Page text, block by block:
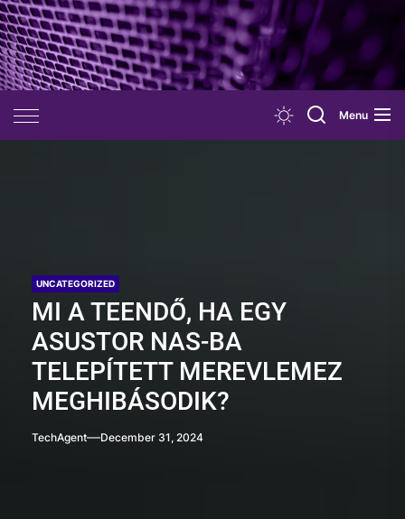
Skip
to
the
content
Menu
UNCATEGORIZED
MI A TEENDŐ, HA EGY
ASUSTOR NAS-BA
TELEPÍTETT MEREVLEMEZ
MEGHIBÁSODIK?
TechAgent December 31, 2024